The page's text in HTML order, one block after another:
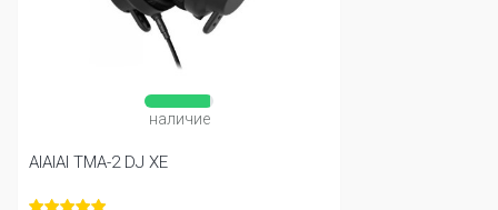
наличие
AIAIAI TMA-2 DJ XE